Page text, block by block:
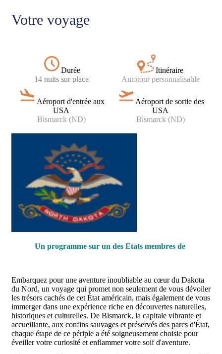
Votre voyage
Durée
14 nuits sur place
Itinéraire
Autotour personnalisable
Aéroport d'entrée aux
USA
Bismarck (ND)
Aéroport de sortie des
USA
Bismarck (ND)
Un programme sur un des Etats membres de
Embarquez pour une aventure inoubliable au cœur du Dakota
du Nord, un voyage qui promet non seulement de vous dévoiler
les trésors cachés de cet État américain, mais également de vous
immerger dans une expérience riche en découvertes naturelles,
historiques et culturelles. De Bismarck, la capitale vibrante et
accueillante, aux confins sauvages et préservés des parcs d'État,
chaque étape de ce périple a été soigneusement choisie pour
éveiller votre curiosité et enflammer votre soif d'aventure.